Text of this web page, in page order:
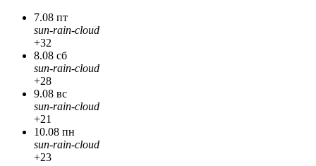
7.08 пт
sun-rain-cloud
+32
8.08 сб
sun-rain-cloud
+28
9.08 вс
sun-rain-cloud
+21
10.08 пн
sun-rain-cloud
+23